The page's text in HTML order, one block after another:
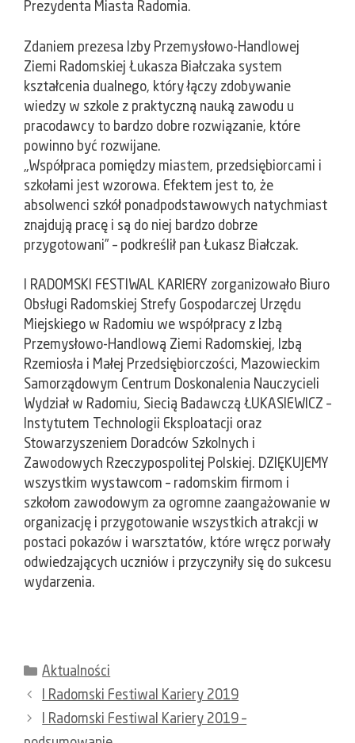
Prezydenta Miasta Radomia.
Zdaniem prezesa Izby Przemysłowo-Handlowej
Ziemi Radomskiej Łukasza Białczaka system
kształcenia dualnego, który łączy zdobywanie
wiedzy w szkole z praktyczną nauką zawodu u
pracodawcy to bardzo dobre rozwiązanie, które
powinno być rozwijane.
„Współpraca pomiędzy miastem, przedsiębiorcami i
szkołami jest wzorowa. Efektem jest to, że
absolwenci szkół ponadpodstawowych natychmiast
znajdują pracę i są do niej bardzo dobrze
przygotowani” – podkreślił pan Łukasz Białczak.
I RADOMSKI FESTIWAL KARIERY zorganizowało Biuro
Obsługi Radomskiej Strefy Gospodarczej Urzędu
Miejskiego w Radomiu we współpracy z Izbą
Przemysłowo-Handlową Ziemi Radomskiej, Izbą
Rzemiosła i Małej Przedsiębiorczości, Mazowieckim
Samorządowym Centrum Doskonalenia Nauczycieli
Wydział w Radomiu, Siecią Badawczą ŁUKASIEWICZ –
Instytutem Technologii Eksploatacji oraz
Stowarzyszeniem Doradców Szkolnych i
Zawodowych Rzeczypospolitej Polskiej. DZIĘKUJEMY
wszystkim wystawcom – radomskim firmom i
szkołom zawodowym za ogromne zaangażowanie w
organizację i przygotowanie wszystkich atrakcji w
postaci pokazów i warsztatów, które wręcz porwały
odwiedzających uczniów i przyczyniły się do sukcesu
wydarzenia.
Kategorie
Aktualności
I Radomski Festiwal Kariery 2019
I Radomski Festiwal Kariery 2019 –